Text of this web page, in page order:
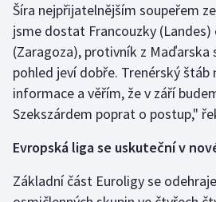
Plavání
Plážový volejbal
Ragby
Rychlostní kanoistika
Šíra nejpřijatelnějším soupeřem
jsme dostat Francouzky (Landes)
(Zaragoza), protivník z Maďarska
pohled jeví dobře. Trenérský štáb
informace a věřím, že v září
Szekszárdem poprat o postup,"
Evropská liga se uskuteční v
Základní část Euroligy se